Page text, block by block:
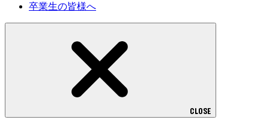
卒業生の皆様へ
CLOSE